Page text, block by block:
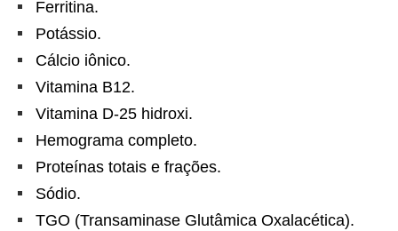
Ferritina.
Potássio.
Cálcio iônico.
Vitamina B12.
Vitamina D-25 hidroxi.
Hemograma completo.
Proteínas totais e frações.
Sódio.
TGO (Transaminase Glutâmica Oxalacética).